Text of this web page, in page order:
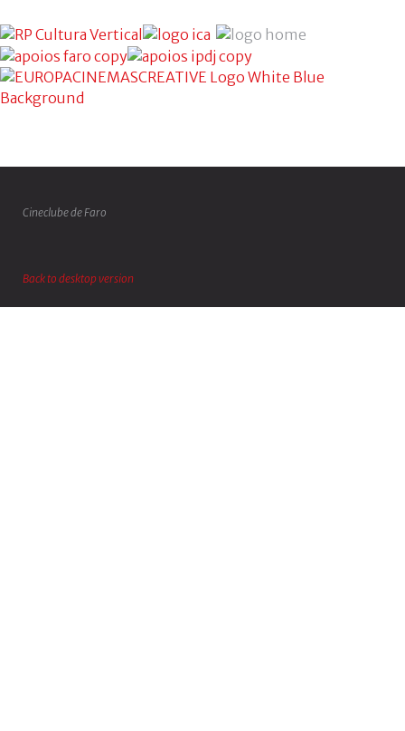
Cineclube de Faro
Back to desktop version